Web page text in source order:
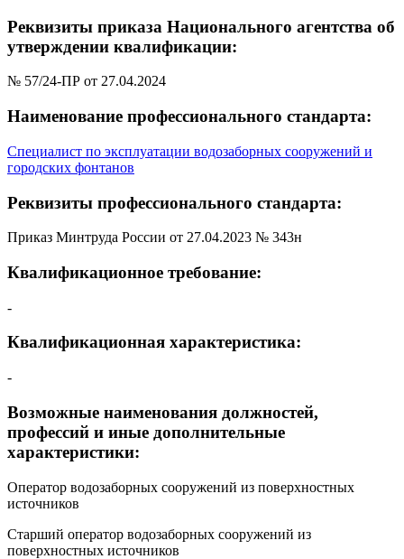
Реквизиты приказа Национального агентства об
утверждении квалификации:
№ 57/24-ПР от 27.04.2024
Наименование профессионального стандарта:
Специалист по эксплуатации водозаборных сооружений и
городских фонтанов
Реквизиты профессионального стандарта:
Приказ Минтруда России от 27.04.2023 № 343н
Квалификационное требование:
-
Квалификационная характеристика:
-
Возможные наименования должностей,
профессий и иные дополнительные
характеристики:
Оператор водозаборных сооружений из поверхностных
источников
Старший оператор водозаборных сооружений из
поверхностных источников